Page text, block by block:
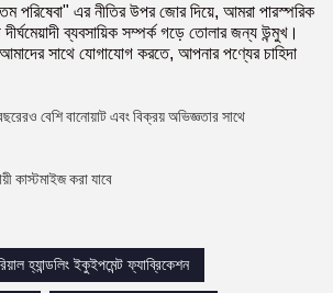
পরিষেবা" এর নীতির উপর জোর দিয়ে, আমরা পারস্পরিক
ব্যবসায়িক সম্পর্ক গড়ে তোলার জন্য উন্মুখ।
আমাদের সাথে যোগাযোগ করতে, আপনার পণ্যের চাহিদা
বেশি বানোয়াট এবং বিক্রয় অভিজ্ঞতার সাথে
কাস্টমাইজ করা যাবে
হ্যান্ডলিং ইকুইপমেন্ট ফ্যাব্রিকেশন